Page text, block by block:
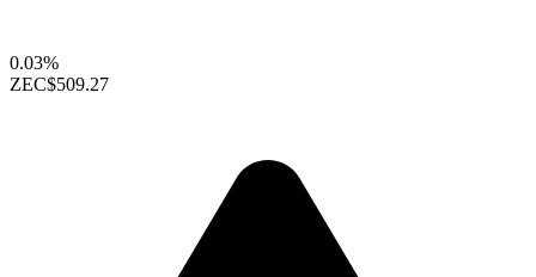
0.03%
ZEC$509.27